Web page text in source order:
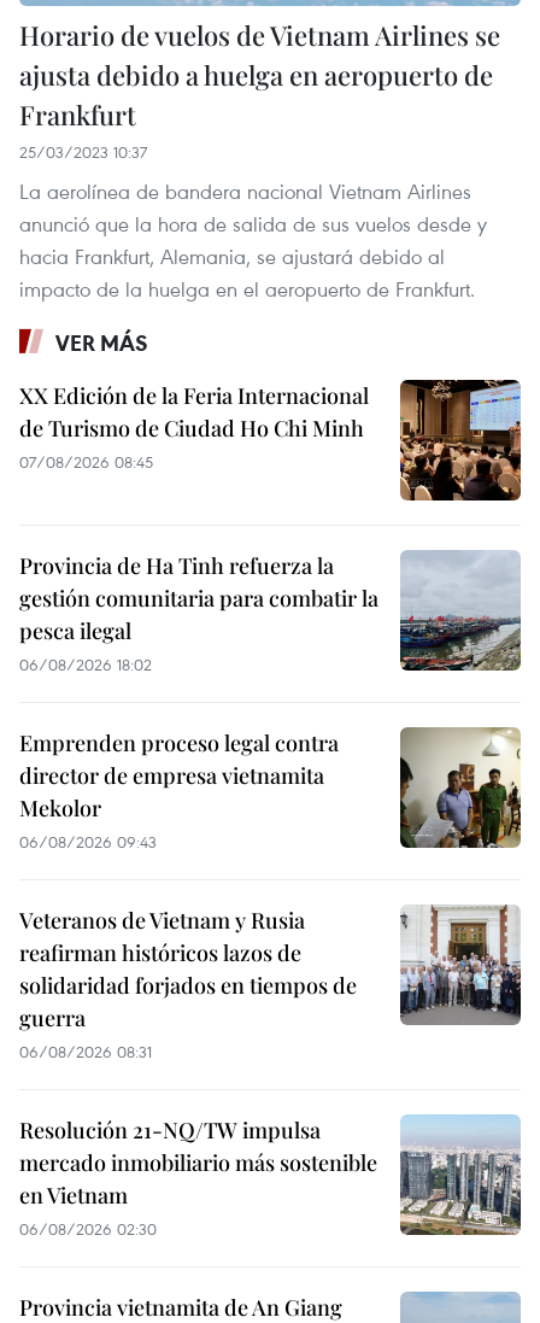
Horario de vuelos de Vietnam Airlines se
ajusta debido a huelga en aeropuerto de
Frankfurt
25/03/2023 10:37
La aerolínea de bandera nacional Vietnam Airlines
anunció que la hora de salida de sus vuelos desde y
hacia Frankfurt, Alemania, se ajustará debido al
impacto de la huelga en el aeropuerto de Frankfurt.
VER MÁS
XX Edición de la Feria Internacional
de Turismo de Ciudad Ho Chi Minh
07/08/2026 08:45
Provincia de Ha Tinh refuerza la
gestión comunitaria para combatir la
pesca ilegal
06/08/2026 18:02
Emprenden proceso legal contra
director de empresa vietnamita
Mekolor
06/08/2026 09:43
Veteranos de Vietnam y Rusia
reafirman históricos lazos de
solidaridad forjados en tiempos de
guerra
06/08/2026 08:31
Resolución 21-NQ/TW impulsa
mercado inmobiliario más sostenible
en Vietnam
06/08/2026 02:30
Provincia vietnamita de An Giang